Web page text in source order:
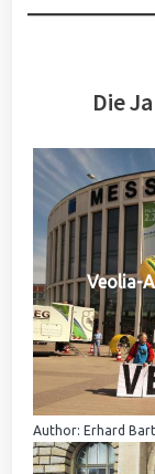
Die
Veolia-
Author: Erhard